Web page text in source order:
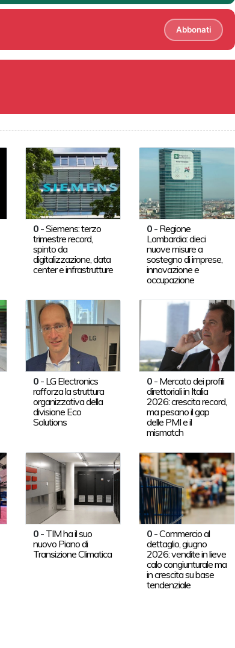
Abbonati
0-Siemens: terzo
trimestre record,
spinto da
digitalizzazione, data
center e infrastrutture
0 - Regione
Lombardia: dieci
nuove misure a
sostegno di imprese,
innovazione e
occupazione
0- LG Electronics
rafforza la struttura
organizzativa della
divisione Eco
Solutions
0 - Mercato dei profili
direttoriali in Italia
2026: crescita record,
ma pesano il gap
delle PMI e il
mismatch
0- TIM ha il suo
nuovo Piano di
Transizione Climatica
0 -Commercio al
dettaglio, giugno
2026: vendite in lieve
calo congiunturale ma
in crescita su base
tendenziale